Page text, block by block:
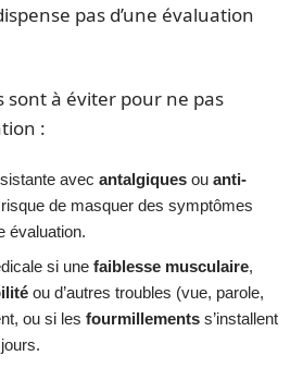
pas d’une évaluation
sont à éviter pour ne pas
:
avec antalgiques ou anti-
de masquer des symptômes
évaluation.
si une faiblesse musculaire,
ou d’autres troubles (vue, parole,
ou si les fourmillements s’installent